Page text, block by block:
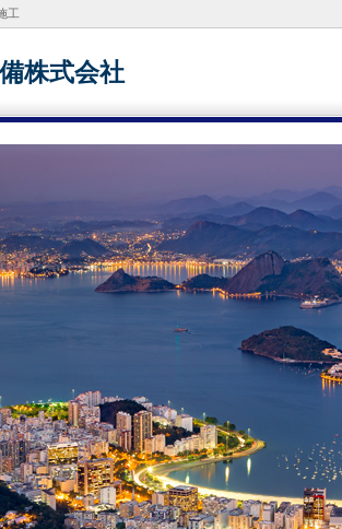
工
株式会社